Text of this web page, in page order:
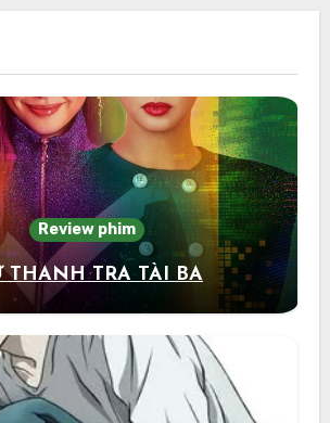
Review phim
THANH TRA TÀI BA